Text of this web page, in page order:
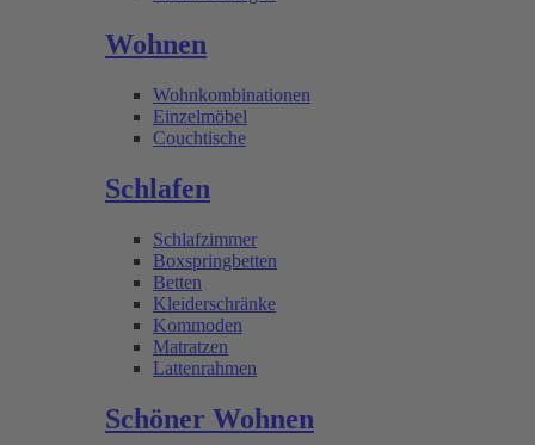
Wohnen
Wohnkombinationen
Einzelmöbel
Couchtische
Schlafen
Schlafzimmer
Boxspringbetten
Betten
Kleiderschränke
Kommoden
Matratzen
Lattenrahmen
Schöner Wohnen